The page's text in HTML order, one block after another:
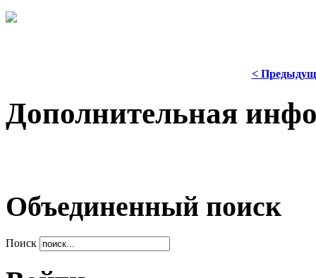
<
Дополнительная
Объединенный поиск
Поиск